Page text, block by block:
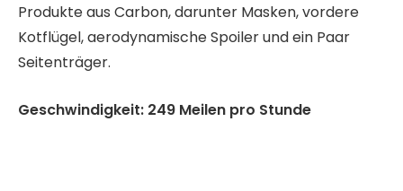
Produkte aus Carbon, darunter Masken, vordere
Kotflügel, aerodynamische Spoiler und ein Paar
Seitenträger.
Geschwindigkeit: 249 Meilen pro Stunde